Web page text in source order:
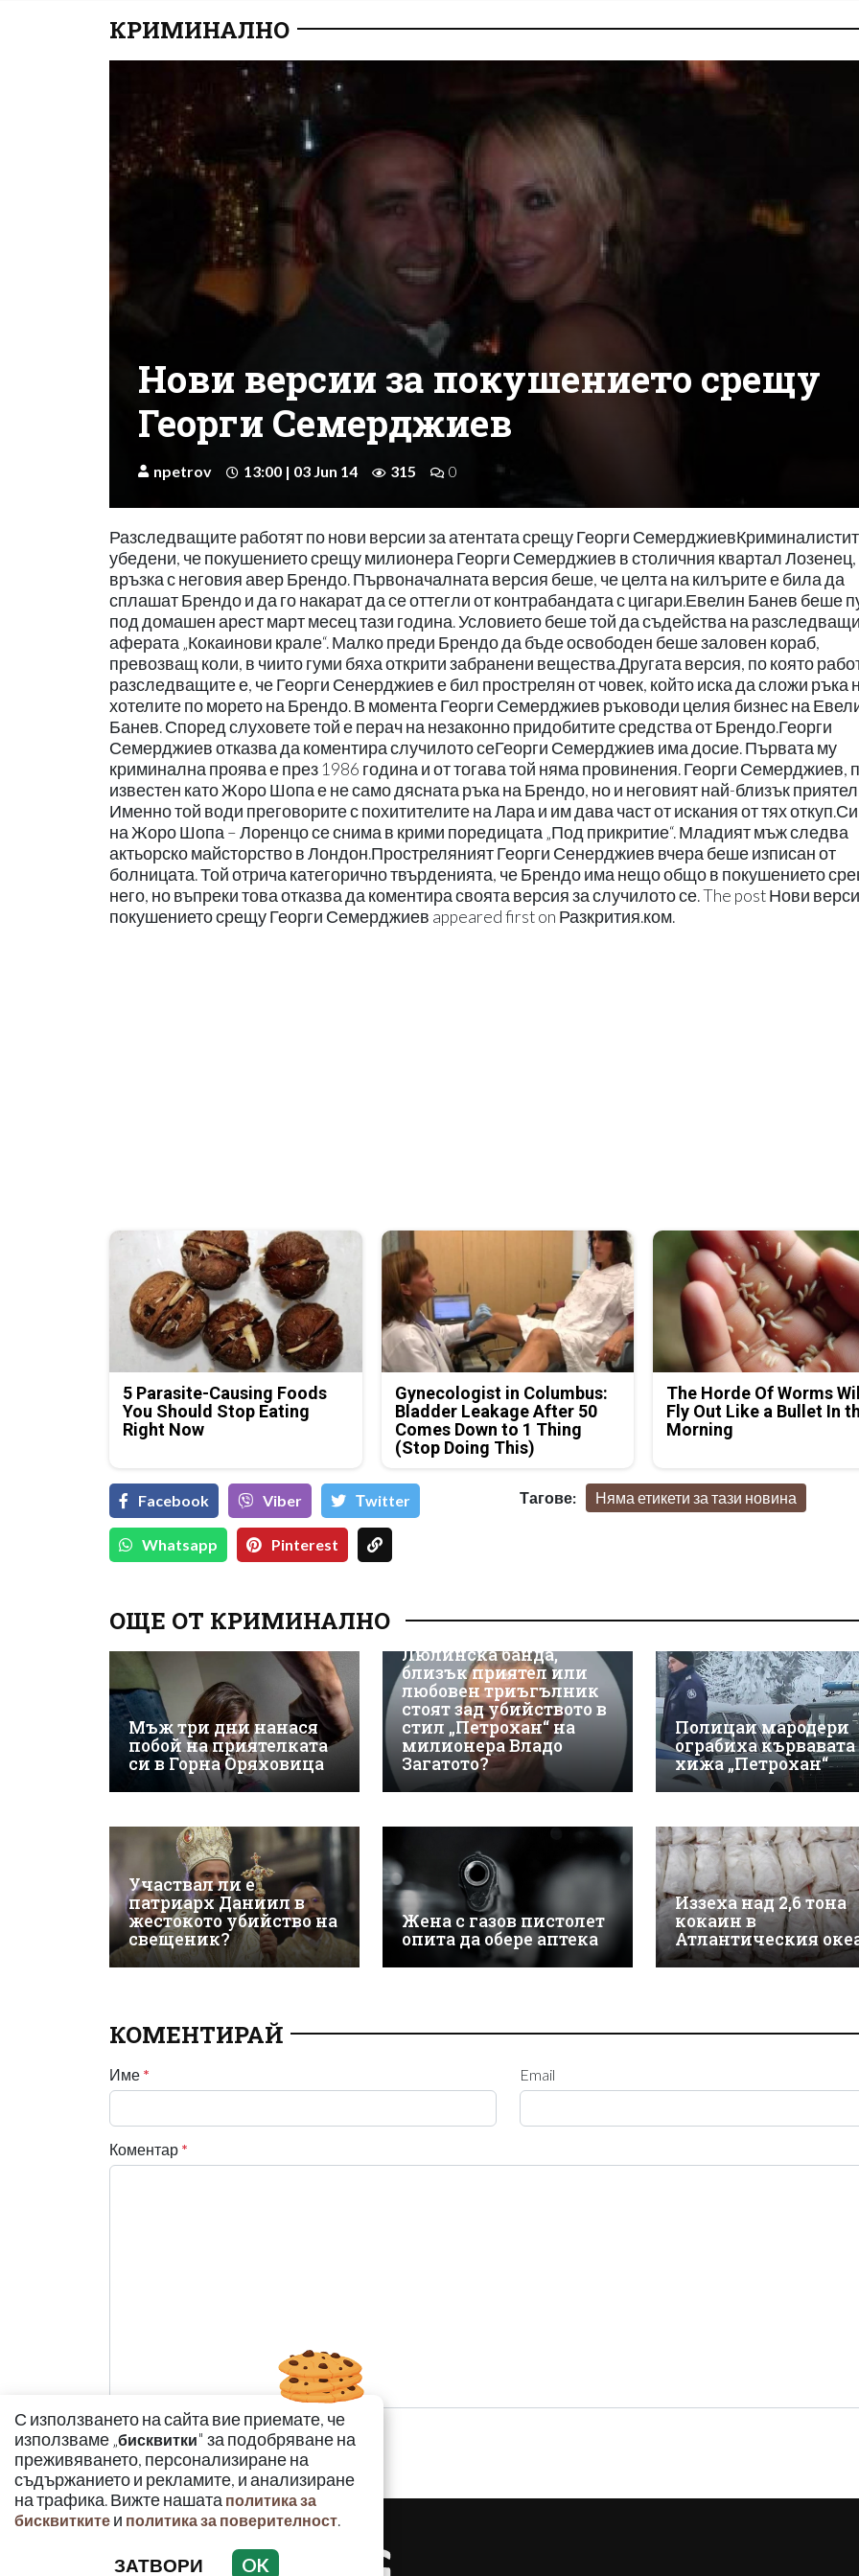
КРИМИНАЛНО
Нови версии за покушението срещу
Георги Семерджиев
npetrov 13:00 | 03 Jun 14 315 0
Разследващите работят по нови версии за атентата срещу Георги
убедени, че покушението срещу милионера Георги Семерджиев в столичния квартал
връзка с неговия авер Брендо. Първоначалната версия беше, че целта на килърите е била да
сплашат Брендо и да го накарат да се оттегли от контрабандата с цигари.Евелин Банев беше
под домашен арест март месец тази година. Условието беше той да съдейства на
аферата „Кокаинови крале“. Малко преди Брендо да бъде освободен беше заловен кораб,
превозващ коли, в чиито гуми бяха открити забранени вещества.Другата версия, по която
разследващите е, че Георги Сенерджиев е бил прострелян от човек, който иска да сложи ръка
хотелите по морето на Брендо. В момента Георги Семерджиев ръководи целия бизнес на
Банев. Според слуховете той е перач на незаконно придобитите средства от Брендо.Георги
Семерджиев отказва да коментира случилото сеГеорги Семерджиев има досие. Първата му
криминална проява е през 1986 година и от тогава той няма провинения. Георги Семерджиев,
известен като Жоро Шопа е не само дясната ръка на Брендо, но и неговият най-близък
Именно той води преговорите с похитителите на Лара и им дава част от искания от тях
на Жоро Шопа – Лоренцо се снима в крими поредицата „Под прикритие“. Младият мъж следва
актьорско майсторство в Лондон.Простреляният Георги Сенерджиев вчера беше изписан от
болницата. Той отрича категорично твърденията, че Брендо има нещо общо в покушението
него, но въпреки това отказва да коментира своята версия за случилото се. The post Нови
покушението срещу Георги Семерджиев appeared first on Разкрития.ком.
5 Parasite-Causing Foods
You Should Stop Eating
Right Now
Gynecologist in Columbus:
Bladder Leakage After 50
Comes Down to 1 Thing
(Stop Doing This)
The Horde Of Worms
Fly Out Like a Bullet In
Morning
Facebook Viber Тwitter
Whatsapp Pinterest
Тагове: Няма етикети за тази новина
ОЩЕ ОТ КРИМИНАЛНО
Мъж три дни нанася
побой на приятелката
си в Горна Оряховица
Люлинска банда,
близък приятел или
любовен триъгълник
стоят зад убийството в
стил „Петрохан“ на
милионера Владо
Загатото?
Полицаи мародери
ограбиха кървавата
хижа „Петрохан“
Участвал ли е
патриарх Даниил в
жестокото убийство на
свещеник?
Жена с газов пистолет
опита да обере аптека
Иззеха над 2,6 тона
кокаин в
Атлантическия
КОМЕНТИРАЙ
Име * Email
Коментар *
С използването на сайта вие приемате, че
използваме „бисквитки" за подобряване на
преживяването, персонализиране на
съдържанието и рекламите, и анализиране
на трафика. Вижте нашата политика за
бисквитките и политика за поверителност.
ЗАТВОРИ OK